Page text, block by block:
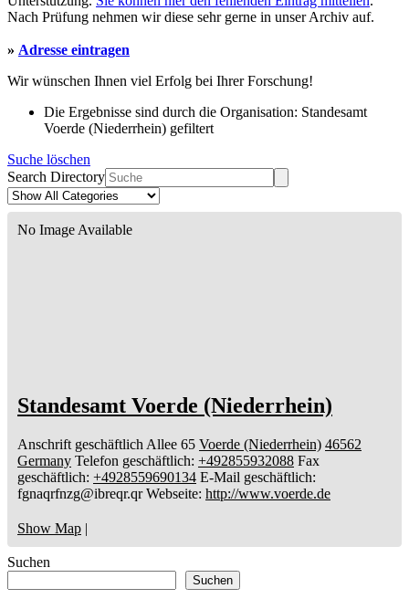
Nach Prüfung nehmen wir diese sehr gerne in unser Archiv auf.
» Adresse eintragen
Wir wünschen Ihnen viel Erfolg bei Ihrer Forschung!
Die Ergebnisse sind durch die Organisation: Standesamt
Voerde (Niederrhein) gefiltert
Suche löschen
Search Directory
No Image Available
Standesamt Voerde (Niederrhein)
Anschrift geschäftlich Allee 65 Voerde (Niederrhein) 46562
Germany Telefon geschäftlich: +492855932088 Fax
geschäftlich: +4928559690134 E-Mail geschäftlich:
fgnaqrfnzg@ibreqr.qr Webseite: http://www.voerde.de
Show Map |
Suchen
Suchen